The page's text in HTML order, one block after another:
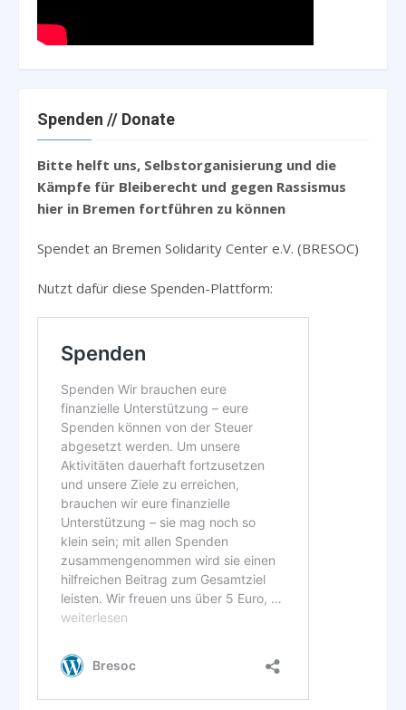
Spenden // Donate
Bitte helft uns, Selbstorganisierung und die
Kämpfe für Bleiberecht und gegen Rassismus
hier in Bremen fortführen zu können
Spendet an Bremen Solidarity Center e.V. (BRESOC)
Nutzt dafür diese Spenden-Plattform: